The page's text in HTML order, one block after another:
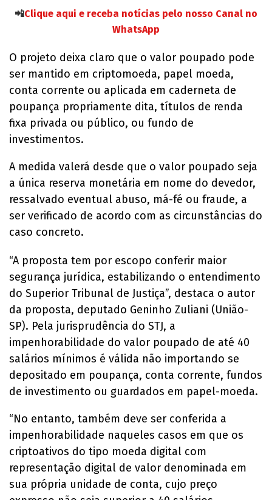
📲Clique aqui e receba notícias pelo nosso Canal no
WhatsApp
O projeto deixa claro que o valor poupado pode
ser mantido em criptomoeda, papel moeda,
conta corrente ou aplicada em caderneta de
poupança propriamente dita, títulos de renda
fixa privada ou público, ou fundo de
investimentos.
A medida valerá desde que o valor poupado seja
a única reserva monetária em nome do devedor,
ressalvado eventual abuso, má-fé ou fraude, a
ser verificado de acordo com as circunstâncias do
caso concreto.
“A proposta tem por escopo conferir maior
segurança jurídica, estabilizando o entendimento
do Superior Tribunal de Justiça”, destaca o autor
da proposta, deputado Geninho Zuliani (União-
SP). Pela jurisprudência do STJ, a
impenhorabilidade do valor poupado de até 40
salários mínimos é válida não importando se
depositado em poupança, conta corrente, fundos
de investimento ou guardados em papel-moeda.
“No entanto, também deve ser conferida a
impenhorabilidade naqueles casos em que os
criptoativos do tipo moeda digital com
representação digital de valor denominada em
sua própria unidade de conta, cujo preço